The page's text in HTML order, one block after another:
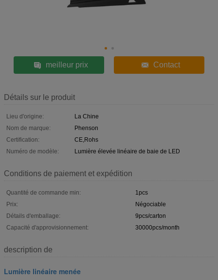
meilleur prix Contact
Détails sur le produit
Lieu d'origine:
La Chine
Nom de marque:
Phenson
Certification:
CE,Rohs
Numéro de modèle:
Lumière élevée linéaire de baie de LED
Conditions de paiement et expédition
Quantité de commande min:
1pcs
Prix:
Négociable
Détails d'emballage:
9pcs/carton
Capacité d'approvisionnement:
30000pcs/month
description de
Lumière linéaire menée